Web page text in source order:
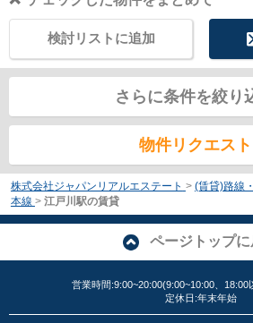
検討リストに追加
さらに条件を絞り
物件リクエスト
株式会社ジャパンリアルエステート > (賃貸)路線
本線 > 江戸川駅の賃貸
ページトップに
営業時間:9:00~20:00(9:00~10:00、18:00
定休日:年末年始